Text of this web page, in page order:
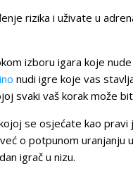
rizika i uživate u
izboru igara koje nude
nudi igre koje vas
svaki vaš korak može
se osjećate kao pravi
o potpunom uranjanju
igrač u nizu.